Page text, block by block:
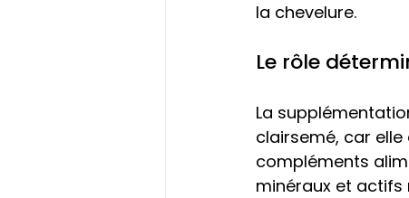
la chevelure.
Le rôle
La
clairsemé, car
compléments
minéraux et actifs